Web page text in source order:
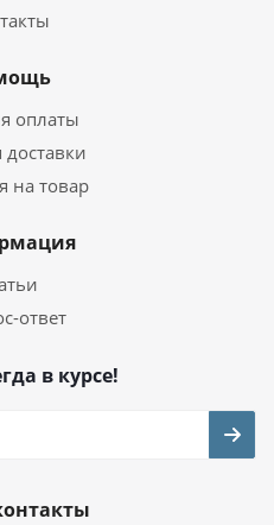
оплаты
на товар
ответ
в курсе!